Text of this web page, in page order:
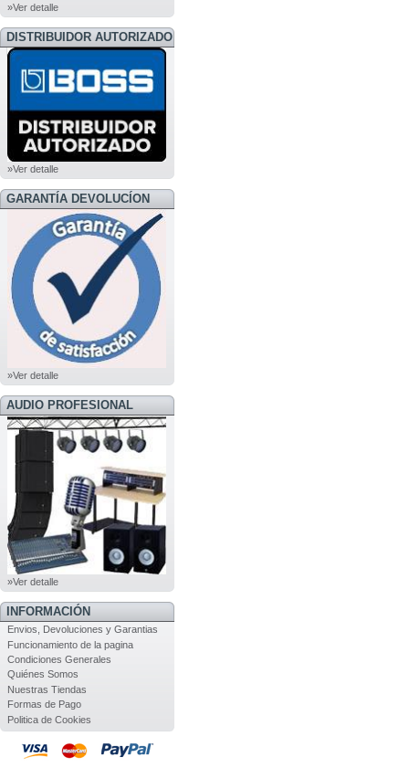
»Ver detalle
DISTRIBUIDOR AUTORIZADO
BOSS
»Ver detalle
GARANTÍA DEVOLUCÍON
»Ver detalle
AUDIO PROFESIONAL
»Ver detalle
INFORMACIÓN
Envios, Devoluciones y Garantias
Funcionamiento de la pagina
Condiciones Generales
Quiénes Somos
Nuestras Tiendas
Formas de Pago
Politica de Cookies